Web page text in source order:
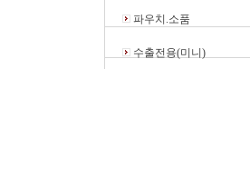
파우치.소품
수출전용(미니)